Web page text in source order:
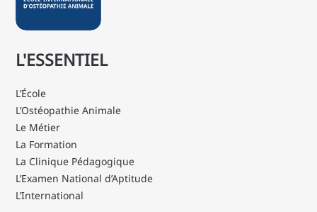
L'ESSENTIEL
L’École
L’Ostéopathie Animale
Le Métier
La Formation
La Clinique Pédagogique
L’Examen National d’Aptitude
L’International